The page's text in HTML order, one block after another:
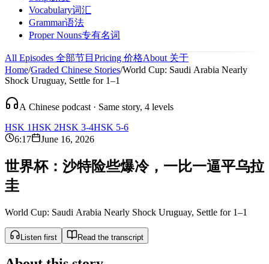
Vocabulary词汇
Grammar语法
Proper Nouns专有名词
All Episodes 全部节目 Pricing 价格About 关于
Home/Graded Chinese Stories/World Cup: Saudi Arabia Nearly
Shock Uruguay, Settle for 1–1
A Chinese podcast · Same story, 4 levels
HSK 1HSK 2HSK 3-4HSK 5-6
6:17
June 16, 2026
世界杯： 沙特险些爆冷， 一比一逼平乌拉
圭
World Cup: Saudi Arabia Nearly Shock Uruguay, Settle for 1–1
Listen first Read the transcript